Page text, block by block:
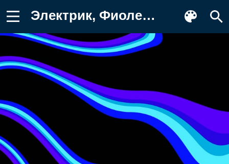
Электрик, Фиолетовый, графический Картинка для телефона